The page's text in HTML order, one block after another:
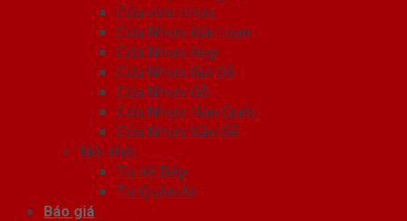
Cửa vòm nhựa
Cửa Nhựa Đài Loan
Cửa Nhựa Đẹp
Cửa Nhựa Giả Gỗ
Cửa Nhựa Gỗ
Cửa Nhựa Hàn Quốc
Cửa Nhựa Vân Gỗ
Nội thất
Tủ Kệ Bếp
Tủ Quần Áo
Báo giá